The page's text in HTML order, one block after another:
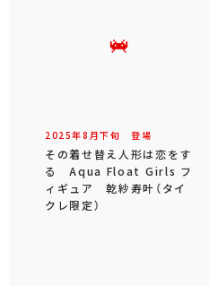
2025年8 月下旬 登場
その着せ替え人形は恋をす
る Aqua Float Girls フ
ィギュア 乾紗寿叶（タイ
クレ限定）